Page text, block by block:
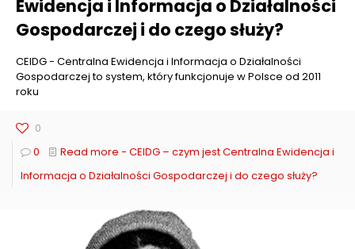
Ewidencja i Informacja o Działalności
Gospodarczej i do czego służy?
CEIDG - Centralna Ewidencja i Informacja o Działalności
Gospodarczej to system, który funkcjonuje w Polsce od 2011
roku
0
0
Read more - CEIDG – czym jest Centralna Ewidencja i
Informacja o Działalności Gospodarczej i do czego służy?